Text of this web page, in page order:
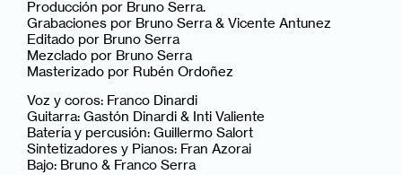
Producción por Bruno Serra.
Grabaciones por Bruno Serra & Vicente Antunez
Editado por Bruno Serra
Mezclado por Bruno Serra
Masterizado por Rubén Ordoñez
Voz y coros: Franco Dinardi
Guitarra: Gastón Dinardi & Inti Valiente
Batería y percusión: Guillermo Salort
Sintetizadores y Pianos: Fran Azorai
Bajo: Bruno & Franco Serra